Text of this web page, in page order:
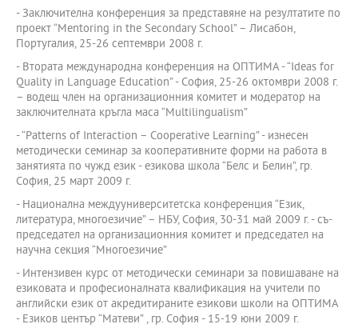
- Заключителна конференция за представяне на резултатите по
проект “Mentoring in the Secondary School” – Лисабон,
Португалия, 25-26 септември 2008 г.
- Втората международна конференция на ОПТИМА - “Ideas for
Quality in Language Education” - София, 25-26 октомври 2008 г.
– водещ член на организационния комитет и модератор на
заключителната кръгла маса “Multilingualism”
- “Patterns of Interaction – Cooperative Learning” - изнесен
методически семинар за кооперативните форми на работа в
занятията по чужд език - езикова школа “Белс и Белин”, гр.
София, 25 март 2009 г.
- Национална междууниверситетска конференция “Език,
литература, многоезичие” – НБУ, София, 30-31 май 2009 г. - съ-
председател на организационния комитет и председател на
научна секция “Многоезичие”
- Интензивен курс от методически семинари за повишаване на
езиковата и професионалната квалификация на учители по
английски език от акредитираните езикови школи на ОПТИМА
- Езиков център “Матеви” , гр. София - 15-19 юни 2009 г.